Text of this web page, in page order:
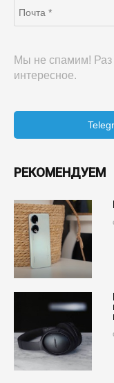
Мы не спамим! Раз
интересное.
РЕКОМЕНДУЕМ